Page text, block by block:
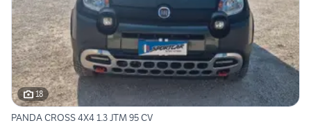
18
PANDA CROSS 4X4 1.3 JTM 95 CV